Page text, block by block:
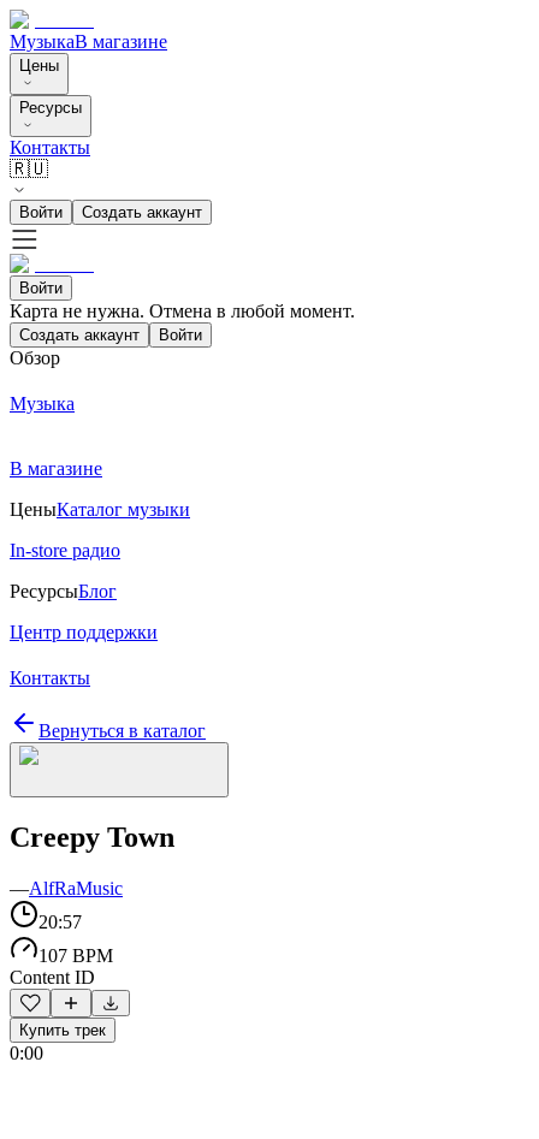
МузыкаВ магазине
Цены
Ресурсы
Контакты
🇷🇺
Войти Создать аккаунт
Войти
Карта не нужна. Отмена в любой момент.
Создать аккаунт Войти
Обзор
Музыка
В магазине
ЦеныКаталог музыки
In-store радио
РесурсыБлог
Центр поддержки
Контакты
Вернуться в каталог
Creepy Town
—AlfRaMusic
20:57
107 BPM
Content ID
Купить трек
0:00